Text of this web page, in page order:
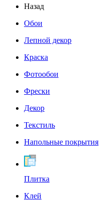
Назад
Обои
Лепной декор
Краска
Фотообои
Фрески
Декор
Текстиль
Напольные покрытия
Плитка
Клей